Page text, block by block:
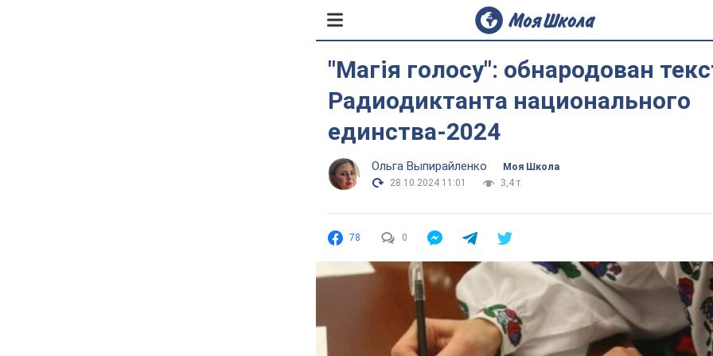
"Магія голосу": обнародован
Радиодиктанта национального
единства-2024
Ольга Выпирайленко
Моя Школа
28.10.2024 11:01
3,4 т.
78 0